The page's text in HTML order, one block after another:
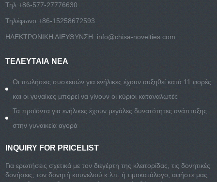
Τηλ:+86-577-27776630
Τηλέφωνο:+86-15258672593
ΗΛΕΚΤΡΟΝΙΚΗ ΔΙΕΥΘΥΝΣΗ: info@chisa-novelties.com
ΤΕΛΕΥΤΑΊΑ ΝΈΑ
Οι πωλήσεις συσκευών για ενήλικες έχουν αυξηθεί κατά 11 φορές
και οι γυναίκες μπορεί να γίνουν οι κύριοι καταναλωτές
Τα προϊόντα για ενήλικες έχουν μεγάλες δυνατότητες ανάπτυξης
στην γυναικεία αγορά
INQUIRY FOR PRICELIST
Για ερωτήσεις σχετικά με τον διεγέρτη της κλειτορίδας, τις δονητικές
δονήσεις, τον δονητή κουνελιού κ.λπ. ή τιμοκατάλογο, αφήστε μας